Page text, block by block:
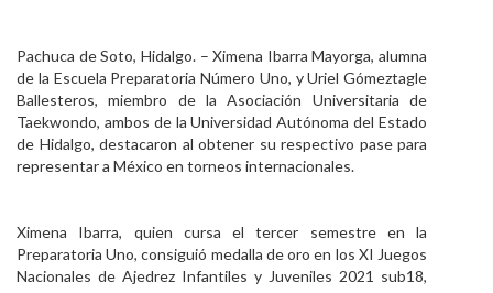
Personal
Alumni
Visitantes
Pachuca de Soto, Hidalgo. – Ximena Ibarra Mayorga, alumna
de la Escuela Preparatoria Número Uno, y Uriel Gómeztagle
Ballesteros, miembro de la Asociación Universitaria de
Taekwondo, ambos de la Universidad Autónoma del Estado
de Hidalgo, destacaron al obtener su respectivo pase para
representar a México en torneos internacionales.
Ximena Ibarra, quien cursa el tercer semestre en la
Preparatoria Uno, consiguió medalla de oro en los XI Juegos
Nacionales de Ajedrez Infantiles y Juveniles 2021 sub18,